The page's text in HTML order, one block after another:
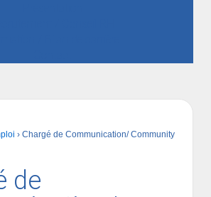
› Chargé de Communication/ Community
de